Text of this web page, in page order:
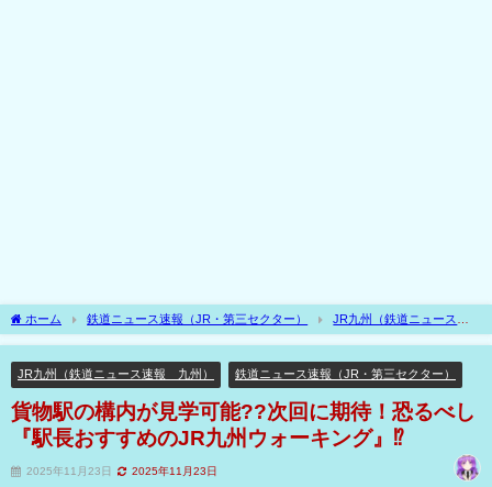
ホーム 鉄道ニュース速報（JR・第三セクター）
JR九州（鉄道ニュース速
報 九州）
貨物駅の構内が見学可能??次回に期待！恐るべし『駅長おすすめのJR
JR九州（鉄道ニュース速報 九州）
鉄道ニュース速報（JR・第三セクター）
貨物駅の構内が見学可能??次回に期待！恐るべし
『駅長おすすめのJR九州ウォーキング』⁉
2025年11月23日 2025年11月23日